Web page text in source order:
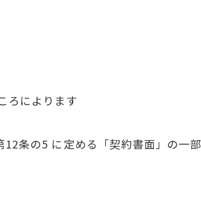
ろによります
条の5 に定める「契約書面」の一部